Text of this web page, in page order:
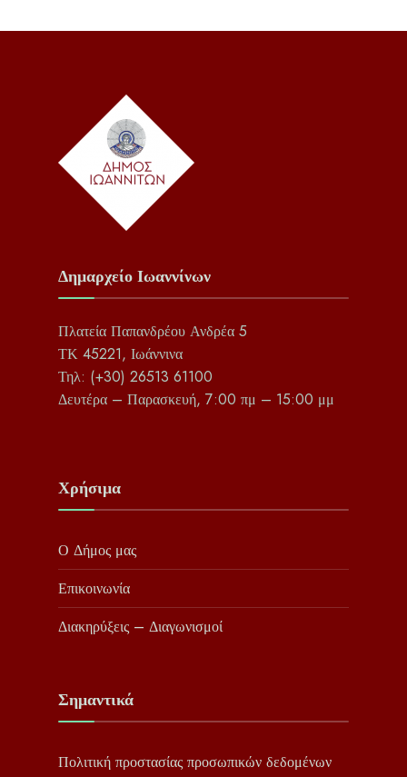
Δημαρχείο Ιωαννίνων
Πλατεία Παπανδρέου Ανδρέα 5
ΤΚ 45221, Ιωάννινα
Τηλ: (+30) 26513 61100
Δευτέρα – Παρασκευή, 7:00 πμ – 15:00 μμ
Χρήσιμα
Ο Δήμος μας
Επικοινωνία
Διακηρύξεις – Διαγωνισμοί
Σημαντικά
Πολιτική προστασίας προσωπικών δεδομένων